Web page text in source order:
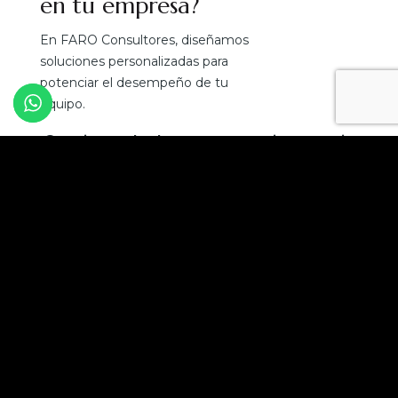
En FARO Consultores, diseñamos
soluciones personalizadas para
potenciar el desempeño de tu
equipo.
¡Convierte el talento en tu mejor ventaja